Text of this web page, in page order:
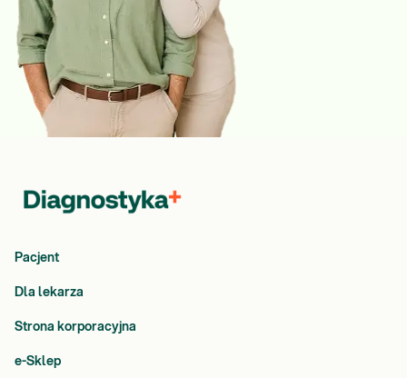
Pacjent
Dla lekarza
Strona korporacyjna
e-Sklep